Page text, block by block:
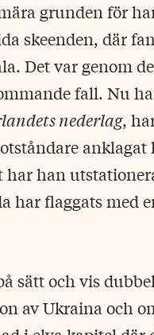
grunden för
skeenden, där
Det var genom
fall. Nu
nederlag,
har han
har flaggats med
sätt och vis
av Ukraina och